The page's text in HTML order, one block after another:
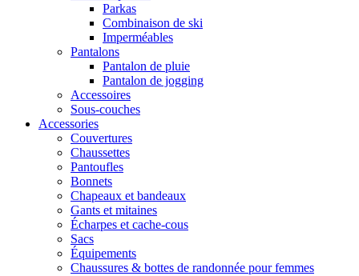
Parkas
Combinaison de ski
Imperméables
Pantalons
Pantalon de pluie
Pantalon de jogging
Accessoires
Sous-couches
Accessories
Couvertures
Chaussettes
Pantoufles
Bonnets
Chapeaux et bandeaux
Gants et mitaines
Écharpes et cache-cous
Sacs
Équipements
Chaussures & bottes de randonnée pour femmes